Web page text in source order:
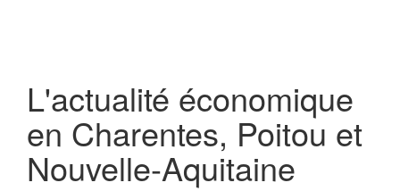
L'actualité économique
en Charentes, Poitou et
Nouvelle-Aquitaine